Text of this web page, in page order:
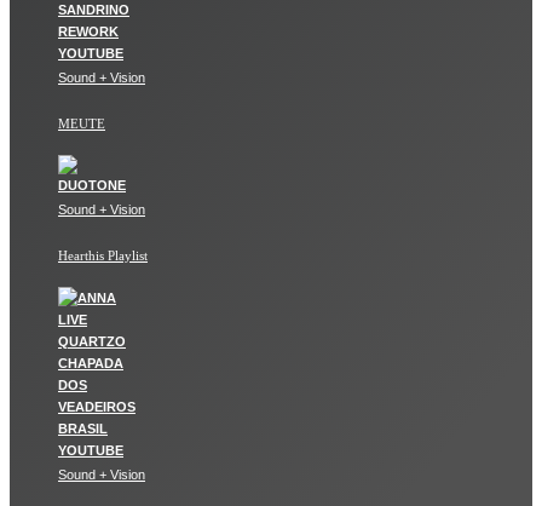
Sound + Vision
MEUTE
Sound + Vision
Hearthis Playlist
Sound + Vision